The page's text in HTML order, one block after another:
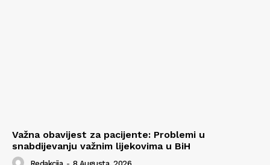
Važna obavijest za pacijente: Problemi u
snabdijevanju važnim lijekovima u BiH